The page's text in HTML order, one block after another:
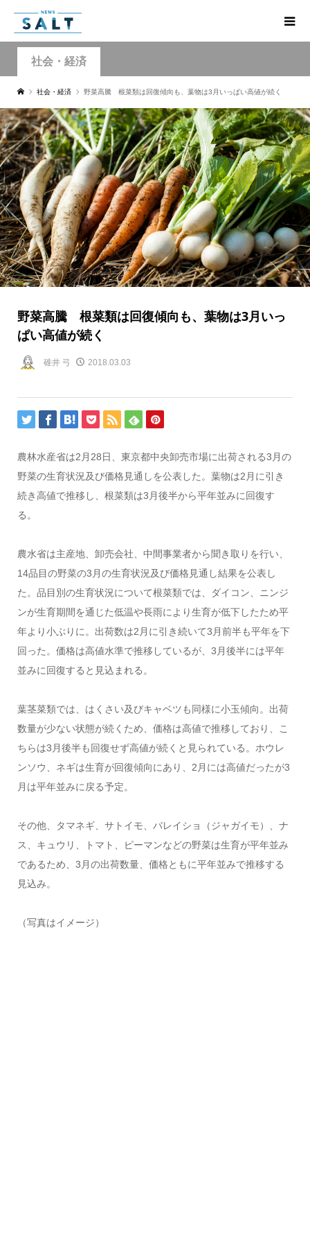
社会・経済
社会・経済 野菜高騰 根菜類は回復傾向も、葉物は3月いっぱい高値が続く
野菜高騰 根菜類は回復傾向も、葉物は3月いっ
ぱい高値が続く
碓井 弓 2018.03.03
農林水産省は2月28日、東京都中央卸売市場に出荷される3月の
野菜の生育状況及び価格見通しを公表した。葉物は2月に引き
続き高値で推移し、根菜類は3月後半から平年並みに回復す
る。
農水省は主産地、卸売会社、中間事業者から聞き取りを行い、
14品目の野菜の3月の生育状況及び価格見通し結果を公表し
た。品目別の生育状況について根菜類では、ダイコン、ニンジ
ンが生育期間を通じた低温や長雨により生育が低下したため平
年より小ぶりに。出荷数は2月に引き続いて3月前半も平年を下
回った。価格は高値水準で推移しているが、3月後半には平年
並みに回復すると見込まれる。
葉茎菜類では、はくさい及びキャベツも同様に小玉傾向。出荷
数量が少ない状態が続くため、価格は高値で推移しており、こ
ちらは3月後半も回復せず高値が続くと見られている。ホウレ
ンソウ、ネギは生育が回復傾向にあり、2月には高値だったが3
月は平年並みに戻る予定。
その他、タマネギ、サトイモ、バレイショ（ジャガイモ）、ナ
ス、キュウリ、トマト、ピーマンなどの野菜は生育が平年並み
であるため、3月の出荷数量、価格ともに平年並みで推移する
見込み。
（写真はイメージ）